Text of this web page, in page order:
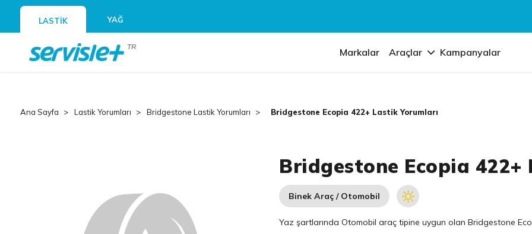
LASTİK YAĞ
TR Markalar Araçlar Kampanyalar
Ana Sayfa Lastik Yorumları Bridgestone Lastik Yorumları Bridgestone Ecopia 422+ Lastik Yorumları
Bridgestone Ecopia 422+
Binek Araç / Otomobil
Yaz şartlarında Otomobil araç tipine uygun olanBridgestone